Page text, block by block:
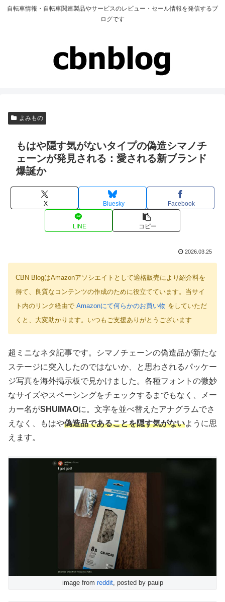
自転車情報・自転車関連製品やサービスのレビュー・セール情報を発信するブ
ログです
よみもの
もはや隠す気がないタイプの偽造シマノチ
ェーンが発見される：愛される新ブランド
爆誕か
X Bluesky Facebook
LINE コピー
2026.03.25
CBN BlogはAmazonアソシエイトとして適格販売により紹介料を
得て、良質なコンテンツの作成のために役立てています。当サイ
ト内のリンク経由で Amazonにて何らかのお買い物 をしていただ
くと、大変助かります。いつもご支援ありがとうございます
超ミニなネタ記事です。シマノチェーンの偽造品が新たな
ステージに突入したのではないか、と思わされるパッケー
ジ写真を海外掲示板で見かけました。各種フォントの微妙
なサイズやスペーシングをチェックするまでもなく、メー
カー名がSHUIMAOに。文字を並べ替えたアナグラムでさ
えなく、もはや偽造品であることを隠す気がないように思
えます。
image from reddit, posted by pauip